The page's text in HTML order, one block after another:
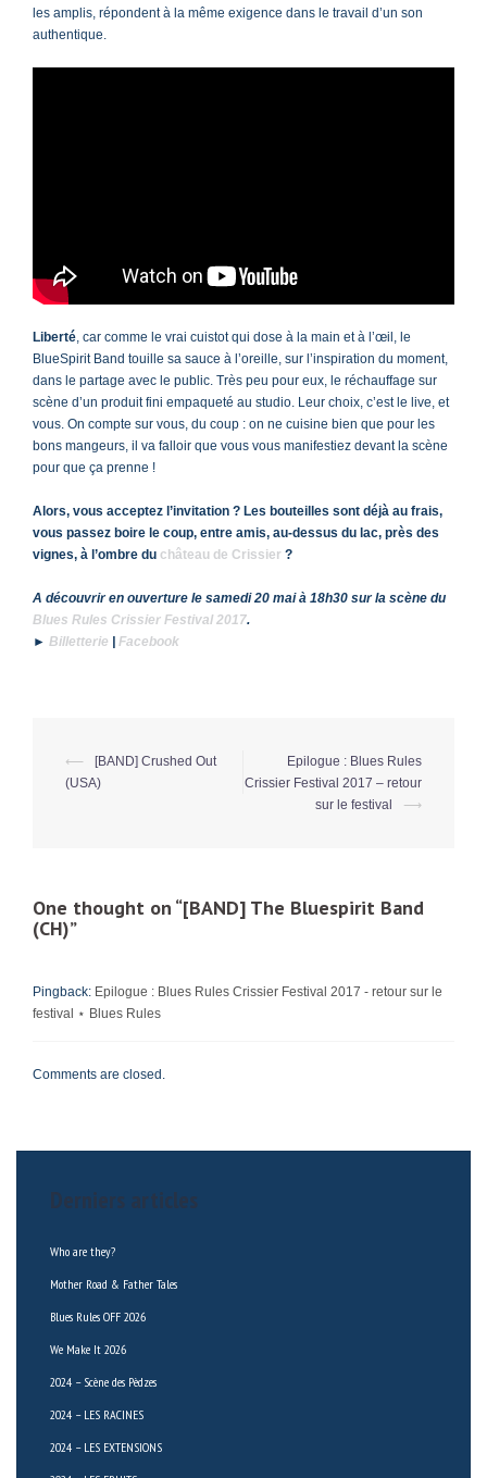
les amplis, répondent à la même exigence dans le travail d’un son
authentique.
Liberté, car comme le vrai cuistot qui dose à la main et à l’œil, le
BlueSpirit Band touille sa sauce à l’oreille, sur l’inspiration du moment,
dans le partage avec le public. Très peu pour eux, le réchauffage sur
scène d’un produit fini empaqueté au studio. Leur choix, c’est le live, et
vous. On compte sur vous, du coup : on ne cuisine bien que pour les
bons mangeurs, il va falloir que vous vous manifestiez devant la scène
pour que ça prenne !
Alors, vous acceptez l’invitation ? Les bouteilles sont déjà au frais,
vous passez boire le coup, entre amis, au-dessus du lac, près des
vignes, à l’ombre du château de Crissier ?
A découvrir en ouverture le samedi 20 mai à 18h30 sur la scène du
Blues Rules Crissier Festival 2017.
► Billetterie Facebook
Post
⟵
[BAND] Crushed Out
(USA)
Epilogue : Blues Rules
Crissier Festival 2017 – retour
sur le festival
⟶
One thought on “[BAND] The Bluespirit Band
(CH)”
Pingback: Epilogue : Blues Rules Crissier Festival 2017 - retour sur le
festival ⋆ Blues Rules
Comments are closed.
Derniers articles
Who are they?
Mother Road & Father Tales
Blues Rules OFF 2026
We Make It 2026
2024 – Scène des Pèdzes
2024 – LES RACINES
2024 – LES EXTENSIONS